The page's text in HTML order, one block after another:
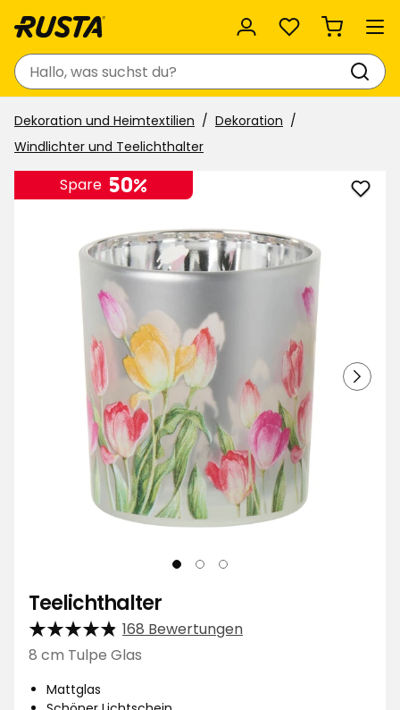
Favoriten
Suchen
Dekoration und Heimtextilien
Dekoration
Windlichter und Teelichthalter
Spare 50%
Teelichthalter
168 Bewertungen
8 cm Tulpe Glas
Mattglas